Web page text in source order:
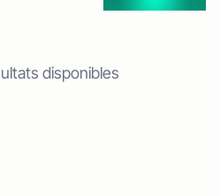
disponibles